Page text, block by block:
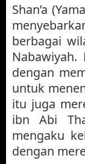
Shan’a
berbagai
dengan
untuk
itu juga
ibn Abi
mengaku
dengan